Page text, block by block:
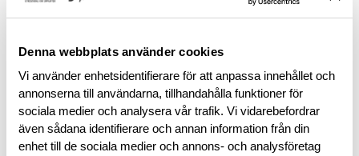
Denna webbplats använder cookies
Vi använder enhetsidentifierare för att anpassa innehållet och
annonserna till användarna, tillhandahålla funktioner för
sociala medier och analysera vår trafik. Vi vidarebefordrar
även sådana identifierare och annan information från din
enhet till de sociala medier och annons- och analysföretag
Läs mer
BESKRIVNING
RECENSIONER